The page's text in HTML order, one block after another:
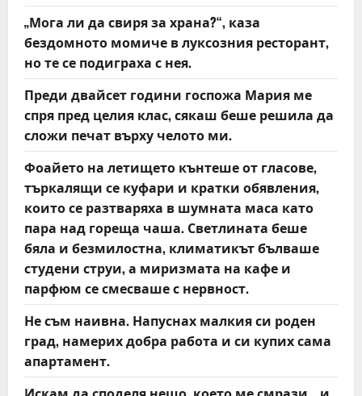
„Мога ли да свиря за храна?“, каза
бездомното момиче в луксозния ресторант,
но те се подиграха с нея.
Преди двайсет години госпожа Мария ме
спря пред целия клас, сякаш беше решила да
сложи печат върху челото ми.
Фоайето на летището кънтеше от гласове,
търкалящи се куфари и кратки обявления,
които се разтваряха в шумната маса като
пара над гореща чаша. Светлината беше
бяла и безмилостна, климатикът бълваше
студени струи, а миризмата на кафе и
парфюм се смесваше с нервност.
Не съм наивна. Напуснах малкия си роден
град, намерих добра работа и си купих сама
апартамент.